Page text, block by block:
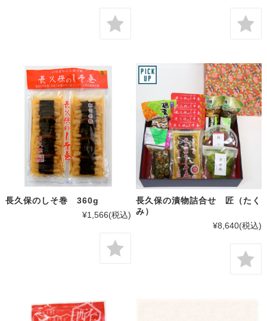
長久保のしそ巻 360g
¥1,566(税込)
長久保の漬物詰合せ 匠（たく
み）
¥8,640(税込)